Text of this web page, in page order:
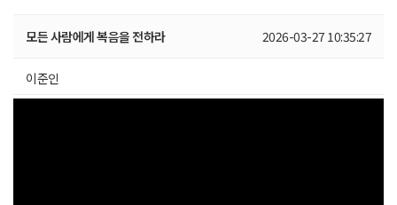
모든 사람에게 복음을 전하라 2026-03-27 10:35:27
이준인